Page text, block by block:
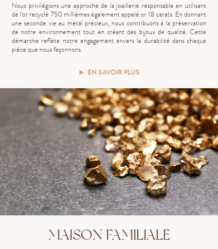
Nous privilégions une approche de la joaillerie responsable en utilisant
de l'or recyclé 750 millièmes également appelé or 18 carats. En donnant
une seconde vie au métal précieux, nous contribuons à la préservation
de notre environnement tout en créant des bijoux de qualité. Cette
démarche reflète notre engagement envers la durabilité dans chaque
pièce que nous façonnons.
EN SAVOIR PLUS
MAISON FAMILIALE